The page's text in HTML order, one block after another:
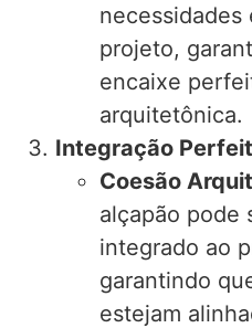
necessidades
projeto,
encaixe
arquitetônica.
Integração
Coesão
alçapão pode
integrado ao
garantindo
estejam